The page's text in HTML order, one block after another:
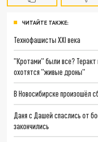
ЧИТАЙТЕ ТАКЖЕ:
Технофашисты XXI века
"Кротами" были все? Теракт
охотятся "живые дроны"
В Новосибирске произошёл
Даня с Дашей спаслись от
закончились